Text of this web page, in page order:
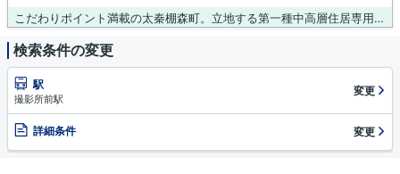
こだわりポイント満載の太秦棚森町。立地する第一種中高層住居専用地域は、多くの建物が密集しておらず、オフィスビルの建設も許可されていない地域です。設備や周辺環境が整っている中古戸建てはいかがでしょうか。土地面積は36.03㎡(公簿)でございます。京都市右京区エリアや太秦広隆寺付近でマイホームに相応しい物件を探しましょう。気になる物件が見つかりましたら、まずはお気軽にお問い合わせください。
検索条件の変更
駅
撮影所前駅
変更
詳細条件 変更